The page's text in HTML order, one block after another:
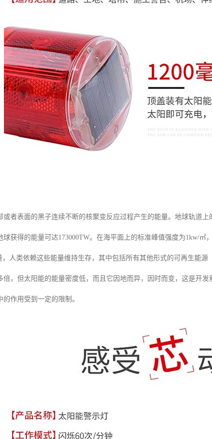
或者表面的黑子连续不断的核聚变反应过程产生的能量。地球轨道上
球获得的能量可达173000TW。在海平面上的标准峰值强度为1kw/㎡
，人类依赖这些能量维持生存，其中包括所有其他形式的可再生能
倍，但太阳能的能量密度低，而且它因地而异，因时而变，这是开
作用受到一定的限制。